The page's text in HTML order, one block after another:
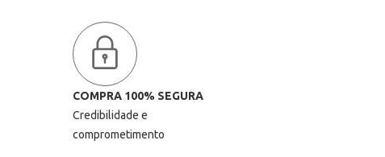
COMPRA 100% SEGURA
Credibilidade e
comprometimento